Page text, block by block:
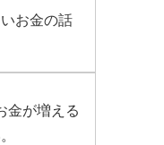
お金の話
金が増える